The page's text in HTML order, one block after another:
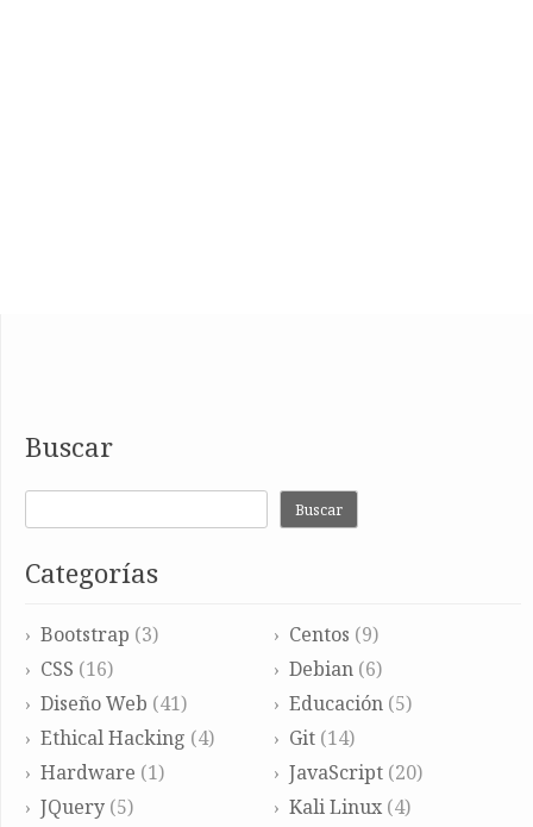
Buscar
Buscar
Categorías
Bootstrap (3) Centos (9)
CSS (16) Debian(6)
Diseño Web (41) Educación(5)
Ethical Hacking (4) Git(14)
Hardware (1) JavaScript(20)
JQuery (5) Kali Linux(4)